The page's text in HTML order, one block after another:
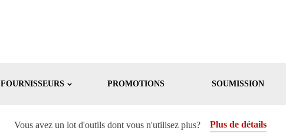
FOURNISSEURS PROMOTIONS SOUMISSION
Vous avez un lot d'outils dont vous n'utilisez plus? Plus de détails